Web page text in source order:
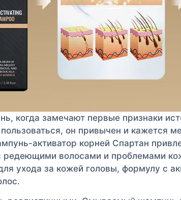
когда замечают первые признаки
он привычен и кажется
активатор корней Спартан
волосами и проблемами
ухода за кожей головы, формулу с